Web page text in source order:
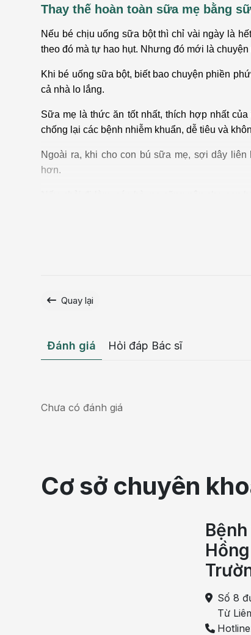
Thay thế hoàn toàn sữa mẹ bằng
Nếu bé chịu uống sữa bột thì chỉ vài ngày là
theo đó mà tự hao hụt. Nhưng đó mới là chuyện
Khi bé uống sữa bột, biết bao chuyện phiền
cả nhà lo lắng.
Sữa mẹ là thức ăn tốt nhất, thích hợp nhất
chống lại các bệnh nhiễm khuẩn, dễ tiêu và
Ngoài ra, khi cho con bú sữa mẹ, sợi dây
hơn.
Nuôi con bằng sữa mẹ không
Khi thấy trẻ có các hiện tượng nôn trớ khi
để thử nghiệm xem trẻ phù hợp với loại
Quay lại
Đánh giá Hỏi đáp Bác sĩ
Chưa có đánh giá
Cơ sở chuyên
Số 8
Từ